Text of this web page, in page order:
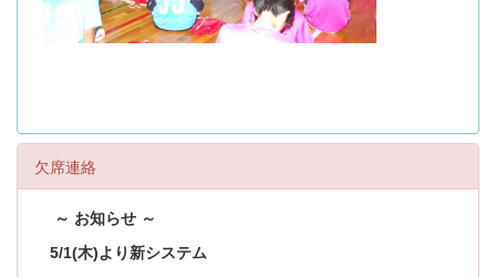
欠席連絡
～ お知らせ ～
5/1(木)より新システム